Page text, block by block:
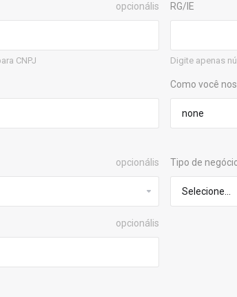
opcionális
CNPJ
RG/IE
Digite apenas
Como você
opcionális Tipo de
opcionális